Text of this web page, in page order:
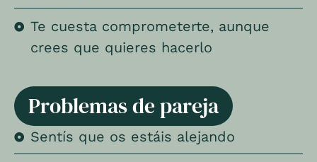
Te cuesta comprometerte, aunque
crees que quieres hacerlo
Problemas de pareja
Sentís que os estáis alejando